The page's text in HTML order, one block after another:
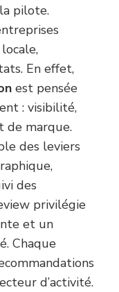
pilote.
En effet,
est pensée
: visibilité,
de marque.
des leviers
des
privilégie
et un
Chaque
d’activité.